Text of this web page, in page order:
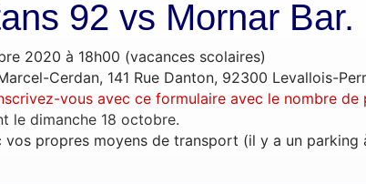
92 vs Mornar Bar.
2020 à 18h00 (vacances scolaires)
Cerdan, 141 Rue Danton, 92300 Levallois-
vous avec ce formulaire avec le nombre de
le dimanche 18 octobre.
vos propres moyens de transport (il y a un parking